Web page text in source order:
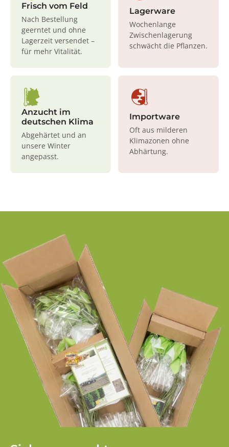
Frisch vom Feld
Nach Bestellung
geerntet und ohne
Lagerzeit versendet –
für mehr Vitalität.
Lagerware
Wochenlange
Zwischenlagerung
schwächt die Pflanzen.
Anzucht im
deutschen Klima
Abgehärtet und an
unsere Winter
angepasst.
Importware
Oft aus milderen
Klimazonen ohne
Abhärtung.